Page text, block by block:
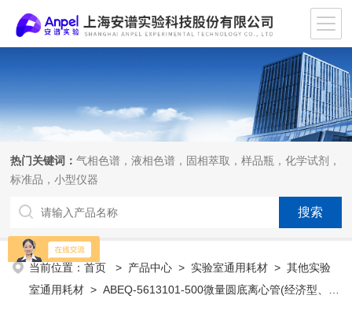
热门关键词：气相色谱，液相色谱，固相萃取，样品瓶，化学试剂，
标准品，小型仪器
当前位置：首页 > 产品中心 > 实验室通用耗材 >其他实验
室通用耗材 > ABEQ-5613101-500微量圆底离心管(经济型、本